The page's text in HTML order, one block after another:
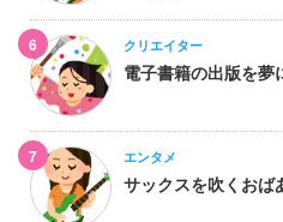
6 クリエイター
電子書籍の出版を夢
7 エンタメ
サックスを吹くおば